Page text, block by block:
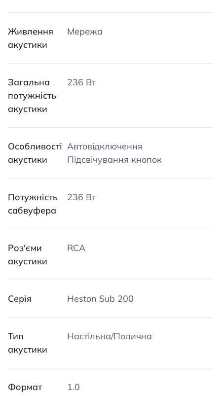
Живлення
акустики
Мережа
Загальна
потужність
акустики
236 Вт
Особливості
акустики
Автовідключення
Підсвічування кнопок
Потужність
сабвуфера
236 Вт
Роз'єми
акустики
RCA
Серія Heston Sub 200
Тип
акустики
Настільна/Полична
Формат
1.0